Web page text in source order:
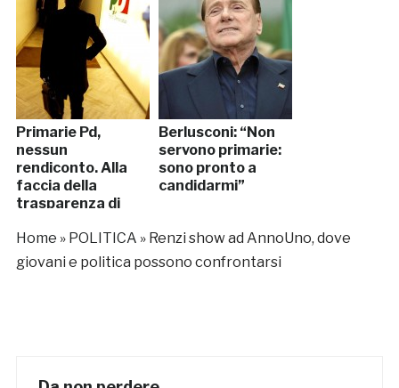
Primarie Pd,
nessun
rendiconto. Alla
faccia della
trasparenza di
Berlusconi: “Non
servono primarie:
sono pronto a
candidarmi”
Home » POLITICA » Renzi show ad AnnoUno, dove
giovani e politica possono confrontarsi